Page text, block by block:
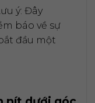
ý: Đây
báo về sự
đầu một